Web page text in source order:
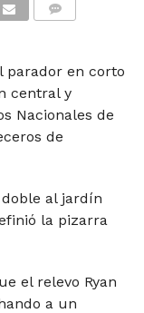
parador en corto
central y
Nacionales de
de
al jardín
la pizarra
el relevo Ryan
a un